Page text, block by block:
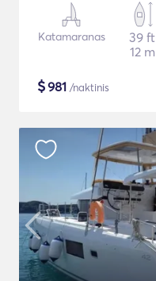
Katamaranas
39 ft
12 m
$981 /naktinis